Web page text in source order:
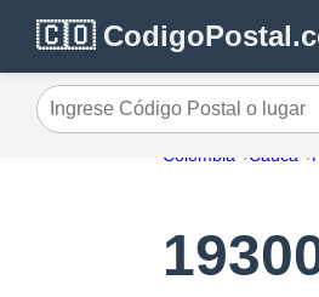
🇨🇴
Ingrese Código Postal o lugar
Colombia Cauca